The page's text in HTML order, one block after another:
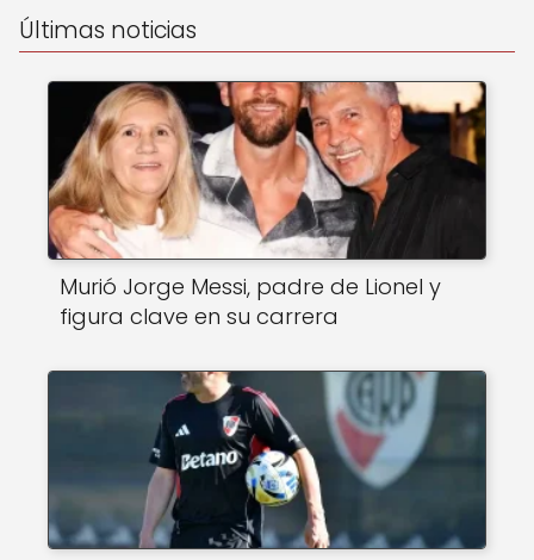
Últimas noticias
Murió Jorge Messi, padre de Lionel y
figura clave en su carrera